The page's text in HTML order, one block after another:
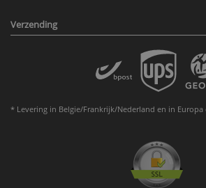
Verzending
* Levering in Belgie/Frankrijk/Nederland en in